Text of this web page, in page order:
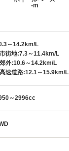
-m
～14.2km/L
街地:7.3～11.4km/L
外:10.6～14.2km/L
速道路:12.1～15.9km/L
～2996cc